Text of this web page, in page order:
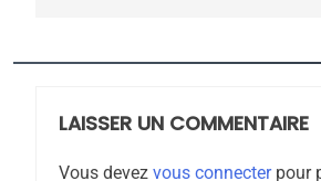
LAISSER UN COMMENTAIRE
Vous devez vous connecterpour
JUDAISME
8